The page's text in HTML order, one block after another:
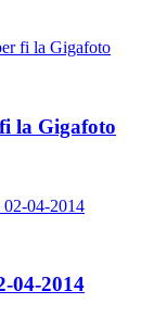
la Gigafoto
04-2014